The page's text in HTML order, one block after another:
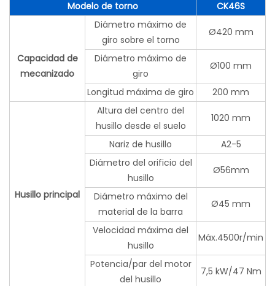
Modelo de torno CK46S
Capacidad de
mecanizado
Diámetro máximo de
giro sobre el torno
Ø420 mm
Diámetro máximo de
giro
Ø100 mm
Longitud máxima de giro 200 mm
Husillo principal
Altura del centro del
husillo desde el suelo
1020 mm
Nariz de husillo
A2-5
Diámetro del orificio del
husillo
Ø56mm
Diámetro máximo del
material de la barra
Ø45 mm
Velocidad máxima del
husillo
Máx.4500r/min
Potencia/par del motor
del husillo
7,5 kW/47 Nm